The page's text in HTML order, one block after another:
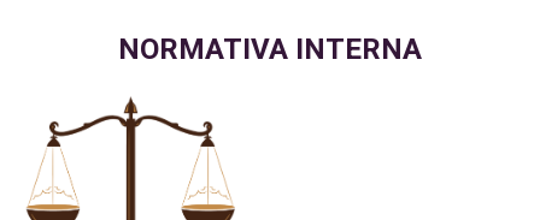
NORMATIVA INTERNA